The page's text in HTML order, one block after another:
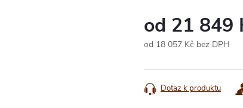
od 21 849
od 18 057 Kč bez DPH
cena:
Dotaz k produktu